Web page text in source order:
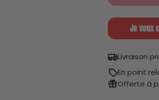
Je veux
Livraison
En point
Offerte à